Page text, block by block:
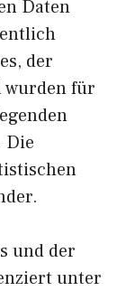
Daten
der
wurden für
Die
und der
unter